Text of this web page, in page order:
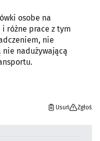
osobe na
różne prace z tym
nie
nadużywającą
Usuń Zgłoś